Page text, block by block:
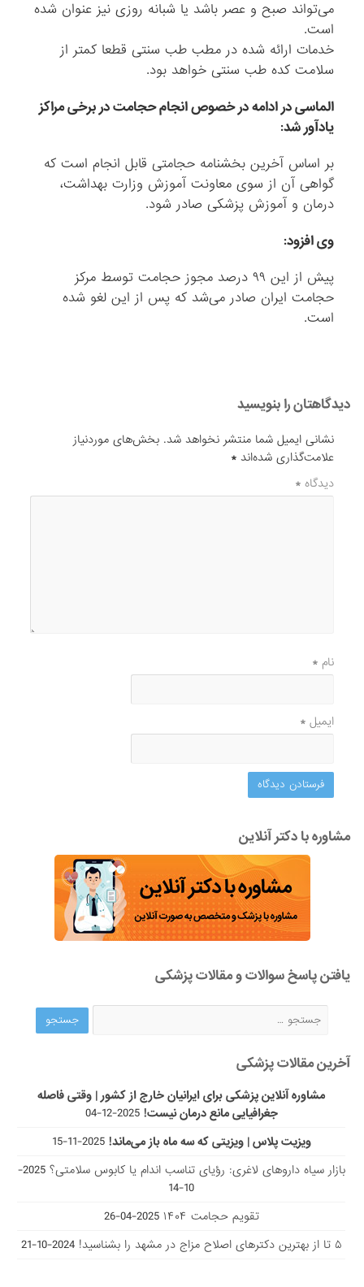
می‌تواند صبح و عصر باشد یا شبانه روزی نیز عنوان شده
است.
خدمات ارائه شده در مطب طب سنتی قطعا کمتر از
سلامت کده طب سنتی خواهد بود.
الماسی در ادامه در خصوص انجام حجامت در برخی مراکز
یادآور شد:
بر اساس آخرین بخشنامه حجامتی قابل انجام است که
گواهی آن از سوی معاونت آموزش وزارت بهداشت،
درمان و آموزش پزشکی صادر شود.
وی افزود:
پیش از این ۹۹ درصد مجوز حجامت توسط مرکز
حجامت ایران صادر می‌‎شد که پس از این لغو شده
است.
دیدگاهتان را بنویسید
نشانی ایمیل شما منتشر نخواهد شد. بخش‌های موردنیاز
علامت‌گذاری شده‌اند*
دیدگاه*
نام*
ایمیل*
مشاوره با دکتر آنلاین
یافتن پاسخ سوالات و مقالات پزشکی
آخرین مقالات پزشکی
مشاوره آنلاین پزشکی برای ایرانیان خارج از کشور | وقتی فاصله
جغرافیایی مانع درمان نیست! 2025-12-04
ویزیت پلاس | ویزیتی که سه ماه باز می‌ماند! 2025-11-15
بازار سیاه داروهای لاغری: رؤیای تناسب اندام یا کابوس سلامتی؟
2025-
10-14
تقویم حجامت ۱۴۰۴
2025-04-26
۵ تا از بهترین دکتر‌های اصلاح مزاج در مشهد را بشناسید!
2024-10-21